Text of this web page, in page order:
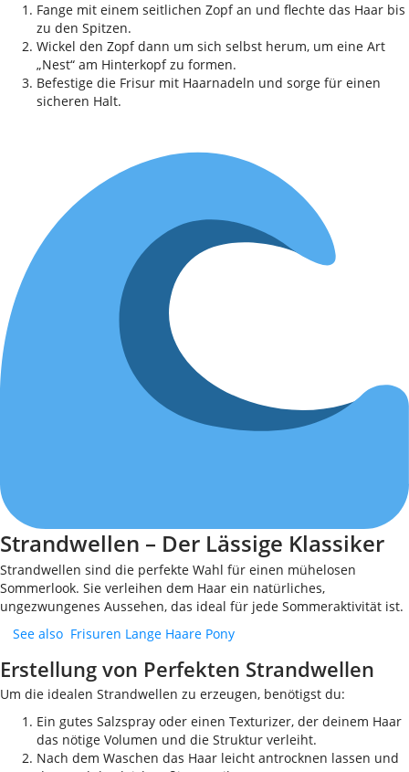
Fange mit einem seitlichen Zopf an und flechte das Haar bis
zu den Spitzen.
Wickel den Zopf dann um sich selbst herum, um eine Art
„Nest“ am Hinterkopf zu formen.
Befestige die Frisur mit Haarnadeln und sorge für einen
sicheren Halt.
Strandwellen – Der Lässige Klassiker
Strandwellen sind die perfekte Wahl für einen mühelosen
Sommerlook. Sie verleihen dem Haar ein natürliches,
ungezwungenes Aussehen, das ideal für jede Sommeraktivität ist.
See also Frisuren Lange Haare Pony
Erstellung von Perfekten Strandwellen
Um die idealen Strandwellen zu erzeugen, benötigst du:
Ein gutes Salzspray oder einen Texturizer, der deinem Haar
das nötige Volumen und die Struktur verleiht.
Nach dem Waschen das Haar leicht antrocknen lassen und